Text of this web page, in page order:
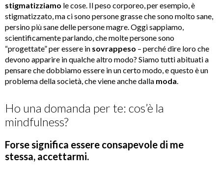
stigmatizziamo le cose. Il peso corporeo, per esempio, è
stigmatizzato, ma ci sono persone grasse che sono molto sane,
persino più sane delle persone magre. Oggi sappiamo,
scientificamente parlando, che molte persone sono
“progettate” per essere in sovrappeso – perché dire loro che
devono apparire in qualche altro modo? Siamo tutti abituati a
pensare che dobbiamo essere in un certo modo, e questo è un
problema della società, che viene anche dalla moda.
Ho una domanda per te: cos’è la
mindfulness?
Forse significa essere consapevole di me
stessa, accettarmi.